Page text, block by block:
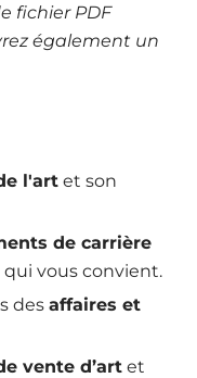
fichier PDF
également un
l'art et son
de carrière
qui vous convient.
des affaires et
vente d’art et